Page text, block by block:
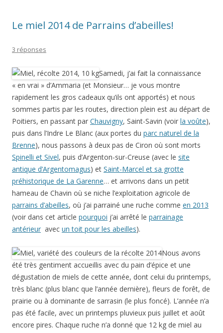
Le miel 2014 de Parrains d’abeilles!
3 réponses
Samedi, j’ai fait la connaissance
« en vrai » d’Ammaria (et Monsieur… je vous montre
rapidement les gros cadeaux qu’ils ont apportés) et nous
sommes partis par les routes, direction plein est au départ de
Poitiers, en passant par Chauvigny, Saint-Savin (voir la voûte),
puis dans l’Indre Le Blanc (aux portes du parc naturel de la
Brenne), nous passons à deux pas de Ciron où sont morts
Spinelli et Sivel, puis d’Argenton-sur-Creuse (avec le site
antique d’Argentomagus) et Saint-Marcel et sa grotte
préhistorique de La Garenne… et arrivons dans un petit
hameau de Chavin où se niche l’exploitation agricole de
parrains d’abeilles, où j’ai parrainé une ruche comme en 2013
(voir dans cet article pourquoi j’ai arrêté le parrainage
antérieur avec un toit pour les abeilles).
Nous avons
été très gentiment accueillis avec du pain d’épice et une
dégustation de miels de cette année, dont celui du printemps,
très blanc (plus blanc que l’année dernière), fleurs de forêt, de
prairie ou à dominante de sarrasin (le plus foncé). L’année n’a
pas été facile, avec un printemps pluvieux puis juillet et août
encore pires. Chaque ruche n’a donné que 12 kg de miel au